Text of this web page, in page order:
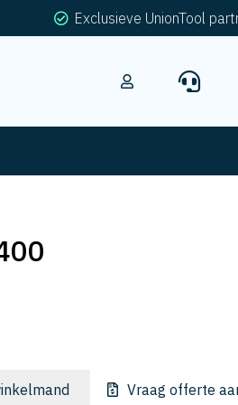
Exclusieve UnionTool
Vraag offerte